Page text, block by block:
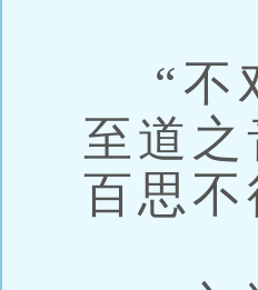
“不
至道
百思